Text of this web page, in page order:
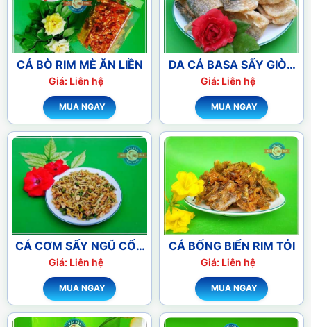
CÁ BÒ RIM MÈ ĂN LIỀN
Giá: Liên hệ
MUA NGAY
DA CÁ BASA SẤY GIÒN
VỊ PHÔ MAI ĂN LIỀN
Giá: Liên hệ
MUA NGAY
CÁ CƠM SẤY NGŨ CỐC
ĂN LIỀN
Giá: Liên hệ
MUA NGAY
CÁ BỐNG BIỂN RIM TỎI
Giá: Liên hệ
MUA NGAY